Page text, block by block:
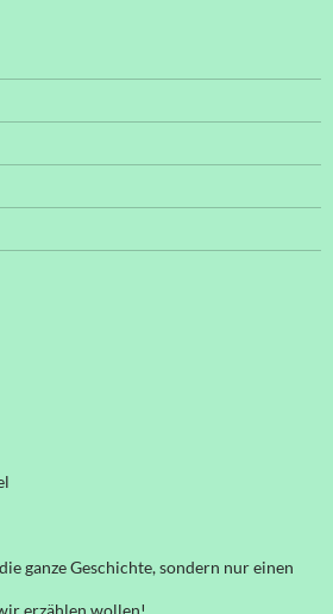
ganze Geschichte, sondern nur einen
erzählen wollen!